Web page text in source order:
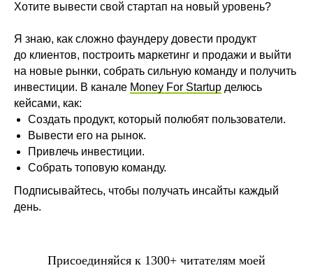
Хотите вывести свой стартап на новый уровень?
Я знаю, как сложно фаундеру довести продукт
до клиентов, построить маркетинг и продажи и выйти
на новые рынки, собрать сильную команду и получить
инвестиции. В канале Money For Startup делюсь
кейсами, как:
Создать продукт, который полюбят пользователи.
Вывести его на рынок.
Привлечь инвестиции.
Собрать топовую команду.
Подписывайтесь, чтобы получать инсайты каждый
день.
Присоединяйся к 1300+ читателям моей